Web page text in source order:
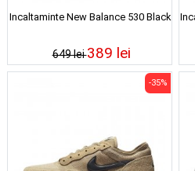
Incaltaminte New Balance 530 Black
649 lei389 lei
-35%